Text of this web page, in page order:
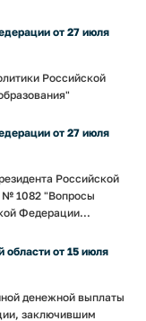
от 27 июля
Российской
от 27 июля
Российской
№ 1082 "Вопросы
Федерации...
области от 15 июля
денежной выплаты
заключившим